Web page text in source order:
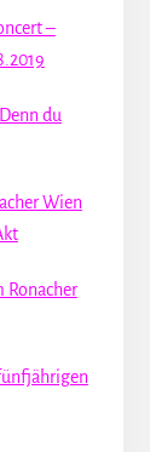
–
du
Wien
Ronacher